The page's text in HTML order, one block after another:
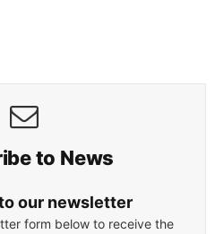
to News
our newsletter
form below to receive the